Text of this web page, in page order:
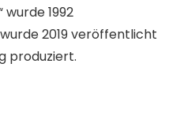
1992
2019 veröffentlicht
produziert.